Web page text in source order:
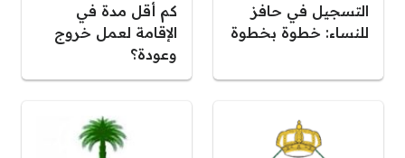
التسجيل في حافز
للنساء: خطوة بخطوة
كم أقل مدة في
الإقامة لعمل خروج
وعودة؟